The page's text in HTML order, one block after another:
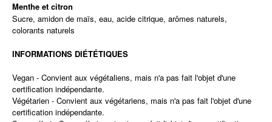
Menthe et citron
Sucre, amidon de maïs, eau, acide citrique, arômes naturels,
colorants naturels
​INFORMATIONS DIÉTÉTIQUES
Vegan - Convient aux végétaliens, mais n'a pas fait l'objet d'une
certification indépendante.
Végétarien - Convient aux végétariens, mais n'a pas fait l'objet d'une
certification indépendante.